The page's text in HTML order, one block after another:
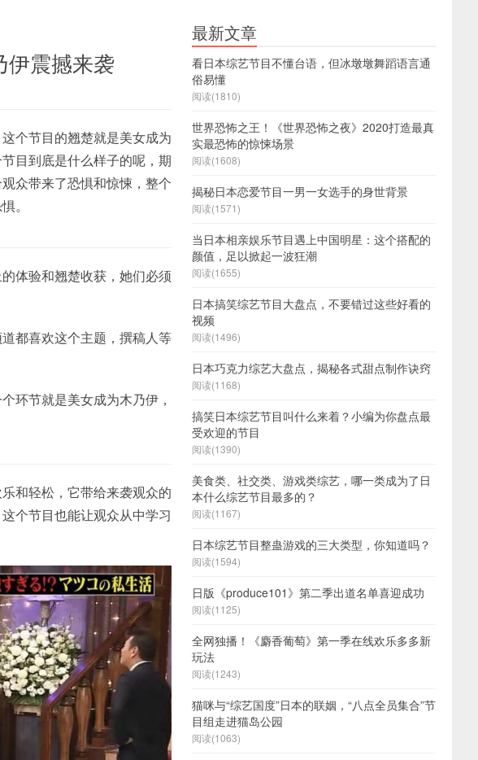
伊震撼来袭
个节目的翘楚就是美女成为
目到底是什么样子的呢，期
众带来了恐惧和惊悚，整个
。
体验和翘楚收获，她们必须
都喜欢这个主题，撰稿人等
环节就是美女成为木乃伊，
和轻松，它带给来袭观众的
个节目也能让观众从中学习
最新文章
看日本综艺节目不懂台语，但冰墩墩舞蹈语言通
俗易懂
阅读(1810)
世界恐怖之王！《世界恐怖之夜》2020打造最真
实最恐怖的惊悚场景
阅读(1608)
揭秘日本恋爱节目一男一女选手的身世背景
阅读(1571)
当日本相亲娱乐节目遇上中国明星：这个搭配的
颜值，足以掀起一波狂潮
阅读(1655)
日本搞笑综艺节目大盘点，不要错过这些好看的
视频
阅读(1496)
日本巧克力综艺大盘点，揭秘各式甜点制作诀窍
阅读(1168)
搞笑日本综艺节目叫什么来着？小编为你盘点最
受欢迎的节目
阅读(1390)
美食类、社交类、游戏类综艺，哪一类成为了日
本什么综艺节目最多的？
阅读(1167)
日本综艺节目整蛊游戏的三大类型，你知道吗？
阅读(1594)
日版《produce101》第二季出道名单喜迎成功
阅读(1125)
全网独播！《麝香葡萄》第一季在线欢乐多多新
玩法
阅读(1243)
猫咪与“综艺国度”日本的联姻，“八点全员集合”节
目组走进猫岛公园
阅读(1063)